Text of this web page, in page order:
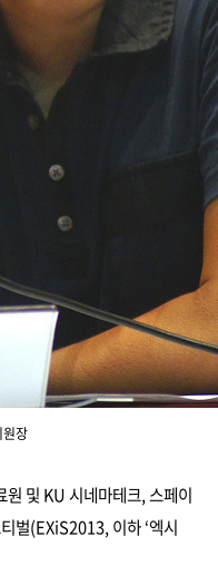
원장
및 KU 시네마테크, 스페이
벌(EXiS2013, 이하 ‘엑시